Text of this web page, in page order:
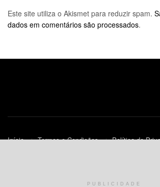
Este site utiliza o Akismet para reduzir spam.
dados em comentários são processados.
Início Termos e Condições
Política de
PUBLICIDADE